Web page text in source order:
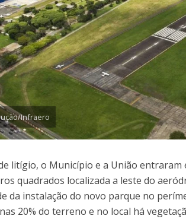
Infraero
litígio, o Município e a União
quadrados localizada a leste do
da instalação do novo parque no
20% do terreno e no local há